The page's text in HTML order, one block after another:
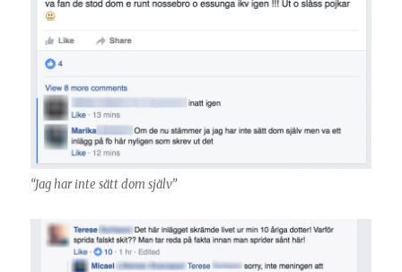
“Jag har inte sätt dom själv”